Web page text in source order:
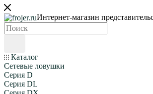
Интернет-магазин
Каталог
Сетевые ловушки
Серия D
Серия DL